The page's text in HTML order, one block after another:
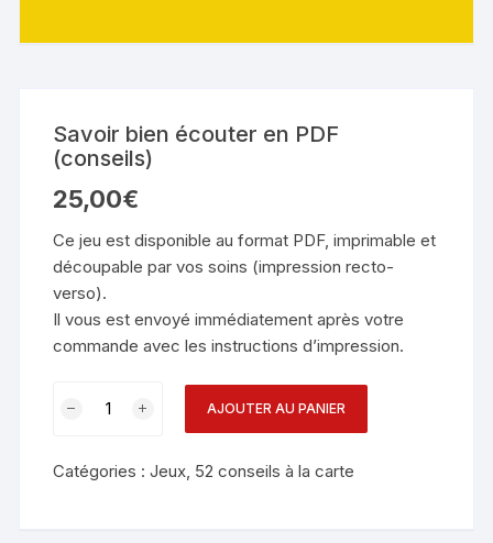
Savoir bien écouter en PDF
(conseils)
25,00€
Ce jeu est disponible au format PDF, imprimable et
découpable par vos soins (impression recto-
verso).
Il vous est envoyé immédiatement après votre
commande avec les instructions d’impression.
AJOUTER AU PANIER
Catégories :Jeux 52 conseils à la carte